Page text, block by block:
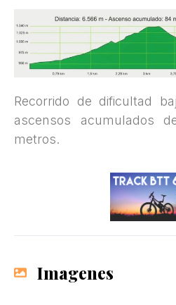
Recorrido de dificultad
ascensos acumulados
metros.
Imagenes